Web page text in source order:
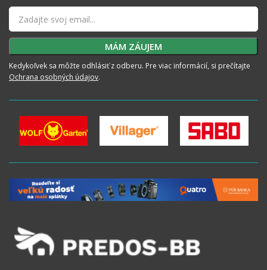
Kedykoľvek sa môžte odhlásiť z odberu. Pre viac informácií, si prečítajte
Ochrana osobných údajov.